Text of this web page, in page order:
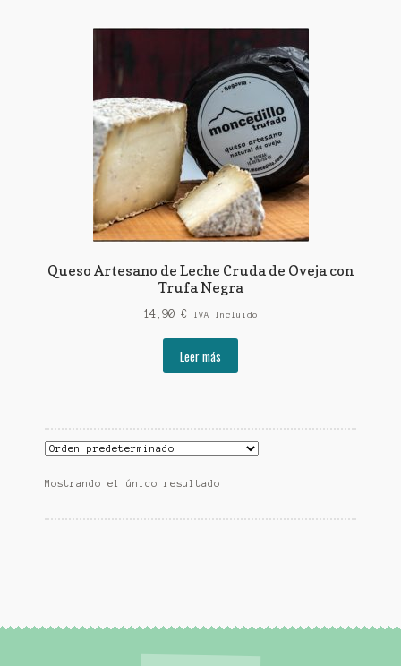
Queso Artesano de Leche Cruda de Oveja con
Trufa Negra
14,90 € IVA Incluido
Leer más
Mostrando el único resultado